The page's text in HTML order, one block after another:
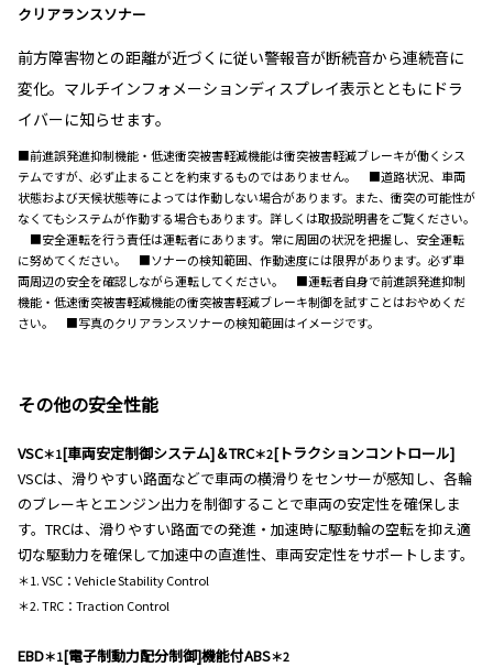
クリアランスソナー
前方障害物との距離が近づくに従い警報音が断続音から連続音に
変化。マルチインフォメーションディスプレイ表示とともにドラ
イバーに知らせます。
■前進誤発進抑制機能・低速衝突被害軽減機能は衝突被害軽減ブレーキが働くシス
テムですが、必ず止まることを約束するものではありません。 ■道路状況、車両
状態および天候状態等によっては作動しない場合があります。また、衝突の可能性が
なくてもシステムが作動する場合もあります。詳しくは取扱説明書をご覧ください。
■安全運転を行う責任は運転者にあります。常に周囲の状況を把握し、安全運転
に努めてください。 ■ソナーの検知範囲、作動速度には限界があります。必ず車
両周辺の安全を確認しながら運転してください。 ■運転者自身で前進誤発進抑制
機能・低速衝突被害軽減機能の衝突被害軽減ブレーキ制御を試すことはおやめくだ
さい。 ■写真のクリアランスソナーの検知範囲はイメージです。
その他の安全性能
VSC＊1[車両安定制御システム]＆TRC＊2[トラクションコントロール]
VSCは、滑りやすい路面などで車両の横滑りをセンサーが感知し、各輪
のブレーキとエンジン出力を制御することで車両の安定性を確保しま
す。TRCは、滑りやすい路面での発進・加速時に駆動輪の空転を抑え適
切な駆動力を確保して加速中の直進性、車両安定性をサポートします。
＊1. VSC：Vehicle Stability Control
＊2. TRC：Traction Control
EBD＊1[電子制動力配分制御]機能付ABS＊2